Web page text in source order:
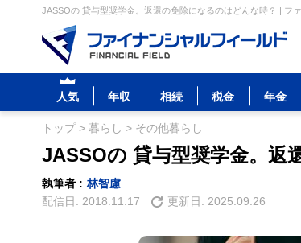
JASSOの 貸与型奨学金。返還の免除になるのはどんな時？ | フ
人気 年収 相続 税金 年金
トップ> 暮らし > その他暮らし
JASSOの 貸与型奨学金。返
執筆者 : 林智慮
配信日: 2018.11.17 更新日: 2025.09.26